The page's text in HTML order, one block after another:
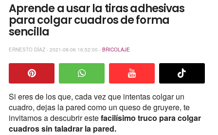
Aprende a usar la tiras adhesivas
para colgar cuadros de forma
sencilla
ERNESTO DÍAZ - 2021-08-06 16:52:00 - BRICOLAJE
Si eres de los que, cada vez que intentas colgar un
cuadro, dejas la pared como un queso de gruyere, te
invitamos a descubrir estefacilísimo truco para colgar
cuadros sin taladrar la pared.